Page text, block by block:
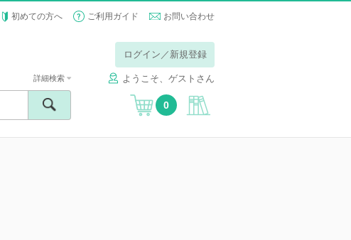
初めての方へ ご利用ガイド お問い合わせ
ログイン／新規登録
ようこそ、ゲストさん
詳細検索
0